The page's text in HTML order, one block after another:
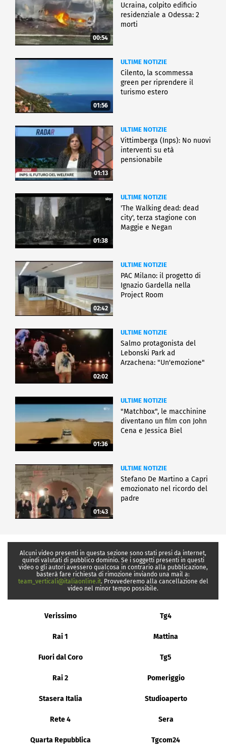
00:54
Ucraina, colpito edificio
residenziale a Odessa: 2
morti
01:56
ULTIME NOTIZIE
Cilento, la scommessa
green per riprendere il
turismo estero
01:13
ULTIME NOTIZIE
Vittimberga (Inps): No nuovi
interventi su età
pensionabile
01:38
ULTIME NOTIZIE
'The Walking dead: dead
city', terza stagione con
Maggie e Negan
02:42
ULTIME NOTIZIE
PAC Milano: il progetto di
Ignazio Gardella nella
Project Room
02:02
ULTIME NOTIZIE
Salmo protagonista del
Lebonski Park ad
Arzachena: "Un'emozione"
01:36
ULTIME NOTIZIE
"Matchbox", le macchinine
diventano un film con John
Cena e Jessica Biel
01:43
ULTIME NOTIZIE
Stefano De Martino a Capri
emozionato nel ricordo del
padre
Alcuni video presenti in questa sezione sono stati presi da internet,
quindi valutati di pubblico dominio. Se i soggetti presenti in questi
video o gli autori avessero qualcosa in contrario alla pubblicazione,
basterà fare richiesta di rimozione inviando una mail a:
team_verticali@italiaonline.it. Provvederemo alla cancellazione del
video nel minor tempo possibile.
Verissimo Tg4
Rai 1 Mattina
Fuori dal Coro Tg5
Rai 2 Pomeriggio
Stasera Italia Studioaperto
Rete 4 Sera
Quarta Repubblica Tgcom24